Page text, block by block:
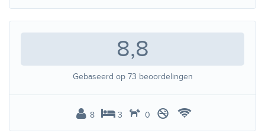
8,8
Gebaseerd op 73 beoordelingen
8 3 0